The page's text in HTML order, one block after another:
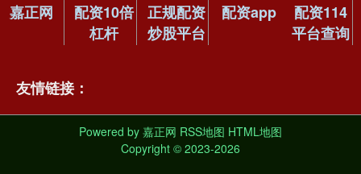
嘉正网
配资10倍
杠杆
正规配资
炒股平台
配资app
配资114
平台查询
友情链接：
Powered by 嘉正网 RSS地图 HTML地图
Copyright © 2023-2026